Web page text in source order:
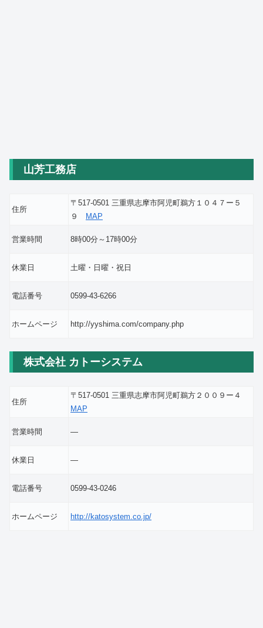
山芳工務店
住所
〒517-0501 三重県志摩市阿児町鵜方１０４７ー５
９ MAP
営業時間 8時00分～17時00分
休業日 土曜・日曜・祝日
電話番号 0599-43-6266
ホームページ http://yyshima.com/company.php
株式会社 カトーシステム
住所
〒517-0501 三重県志摩市阿児町鵜方２００９ー４
MAP
営業時間 ―
休業日 ―
電話番号 0599-43-0246
ホームページ http://katosystem.co.jp/